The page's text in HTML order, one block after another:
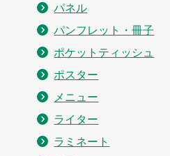
パネル
パンフレット・冊子
ポケットティッシュ
ポスター
メニュー
ライター
ラミネート